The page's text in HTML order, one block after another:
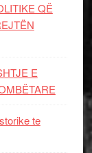
QË
E
te